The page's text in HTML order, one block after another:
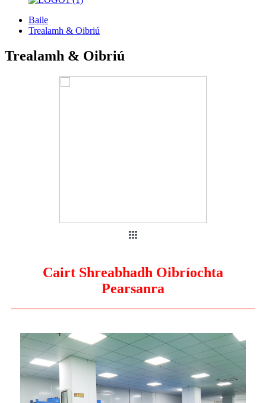
Baile
Trealamh & Oibriú
Trealamh & Oibriú
Cairt Shreabhadh Oibríochta
Pearsanra